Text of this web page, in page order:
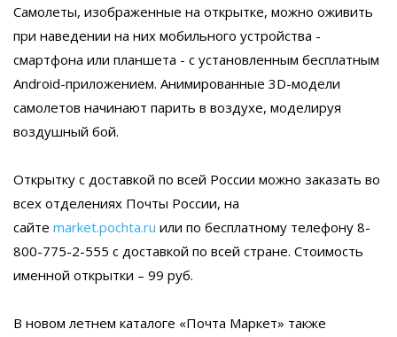
Самолеты, изображенные на открытке, можно оживить
при наведении на них мобильного устройства -
смартфона или планшета - с установленным бесплатным
Android-приложением. Анимированные 3D-модели
самолетов начинают парить в воздухе, моделируя
воздушный бой.
Открытку с доставкой по всей России можно заказать во
всех отделениях Почты России, на
сайте market.pochta.ru или по бесплатному телефону 8-
800-775-2-555 с доставкой по всей стране. Стоимость
именной открытки – 99 руб.
В новом летнем каталоге «Почта Маркет» также